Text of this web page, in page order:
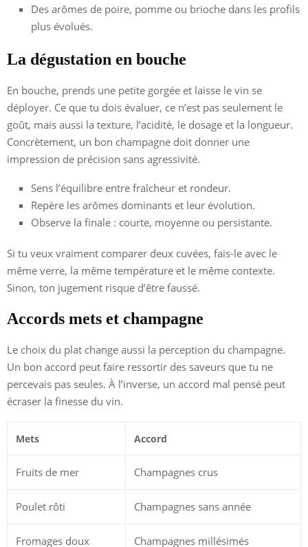
Des arômes de poire, pomme ou brioche dans les profils
plus évolués.
La dégustation en bouche
En bouche, prends une petite gorgée et laisse le vin se
déployer. Ce que tu dois évaluer, ce n’est pas seulement le
goût, mais aussi la texture, l’acidité, le dosage et la longueur.
Concrètement, un bon champagne doit donner une
impression de précision sans agressivité.
Sens l’équilibre entre fraîcheur et rondeur.
Repère les arômes dominants et leur évolution.
Observe la finale : courte, moyenne ou persistante.
Si tu veux vraiment comparer deux cuvées, fais-le avec le
même verre, la même température et le même contexte.
Sinon, ton jugement risque d’être faussé.
Accords mets et champagne
Le choix du plat change aussi la perception du champagne.
Un bon accord peut faire ressortir des saveurs que tu ne
percevais pas seules. À l’inverse, un accord mal pensé peut
écraser la finesse du vin.
Mets Accord
Fruits de mer Champagnes crus
Poulet rôti Champagnes sans année
Fromages doux Champagnes millésimés